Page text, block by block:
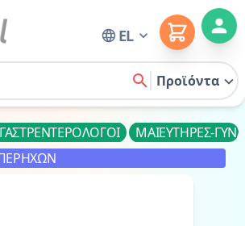
EL
Cart
search
Προϊόντα
ΓΑΣΤΡΕΝΤΕΡΟΛΟΓΟΙ
ΜΑΙΕΥΤΗΡΕΣ-